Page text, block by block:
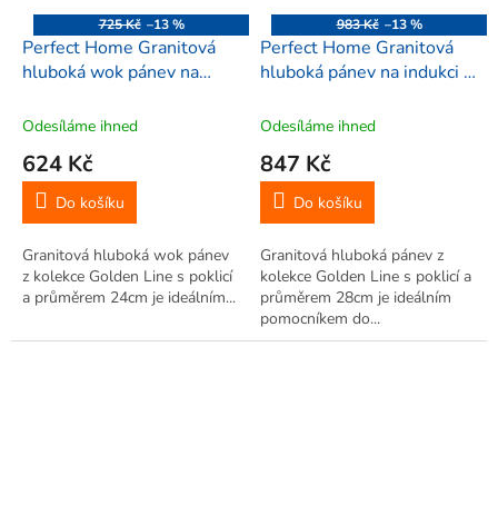
725 Kč –13 %
Perfect Home Granitová
hluboká wok pánev na
Golden Line, 10487
Odesíláme ihned
624 Kč
Do košíku
Granitová hluboká wok pánev
z kolekce Golden Line s poklicí
a průměrem 24cm je ideálním...
983 Kč –13 %
Perfect Home Granitová
hluboká pánev na indukci s
10442
Odesíláme ihned
847 Kč
Do košíku
Granitová hluboká pánev z
kolekce Golden Line s poklicí a
průměrem 28cm je ideálním
pomocníkem do...